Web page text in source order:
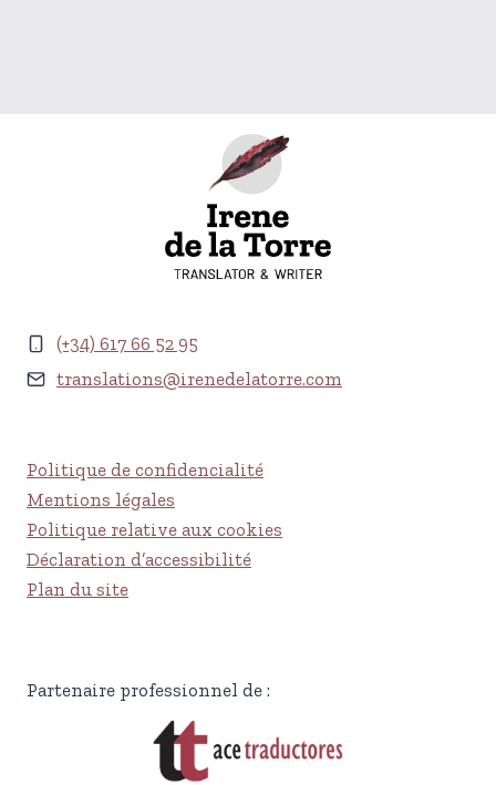
(+34) 617 66 52 95
translations@irenedelatorre.com
Politique de confidencialité
Mentions légales
Politique relative aux cookies
Déclaration d’accessibilité
Plan du site
Partenaire professionnel de :